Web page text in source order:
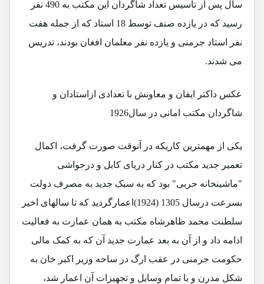
سال پس از تأسیس تعداد شاگردان این مکتب به 490 نفر
رسید که در يازده صنف توسط 18 استاد که از جمله هفت
نفر استاد جرمنی و يازده نفر معلمان افغان بودند، تدریس
می شدند.
عکس داکتر ایفان و معاونش با تعدادی ازاستادان و
شاگردان مکتب امانی در سال1926
یکی از مهمترین کاریکه در آنوقت صورت گرفت، اکمال
تعمیر جدید مکتب در کنار دریای کابل و درحواشی
"ماشینخانه حربی" بود که به سبک جدید به مصرف دولت
بسرعت درسال 1305 (1924)اعمارگردید که تا سالهای اخیر
سلطنت محمد ظاهرشاه مکتب به همان عمارت به فعالیت
ادامه داد و از آن به بعد عمارت جدید آن که به کمک مالی
حکومت جرمنی در عقب ارگ در ساحه وزیر اکبر خان به
شکل مدرن و با تمام وسایل و تجهیزات آن اعمار شد،